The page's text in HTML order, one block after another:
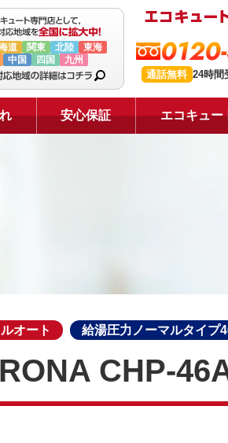
道 関東 北陸
東海
中国 四国 九州
通話無料 24時間
安心保証 エコキュー
オート 給湯圧力ノーマルタイプ
CHP-